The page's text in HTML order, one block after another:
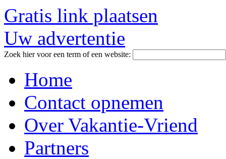
Gratis link plaatsen
Uw advertentie
Zoek hier voor een term of een website:
Home
Contact opnemen
Over Vakantie-Vriend
Partners